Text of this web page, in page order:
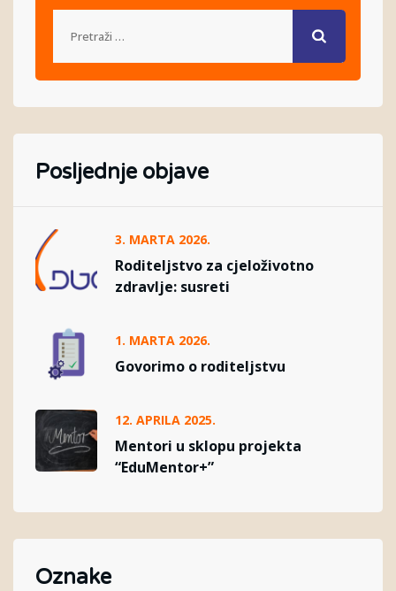
Posljednje objave
3. MARTA 2026.
Roditeljstvo za cjeloživotno
zdravlje: susreti
1. MARTA 2026.
Govorimo o roditeljstvu
12. APRILA 2025.
Mentori u sklopu projekta
“EduMentor+”
Oznake